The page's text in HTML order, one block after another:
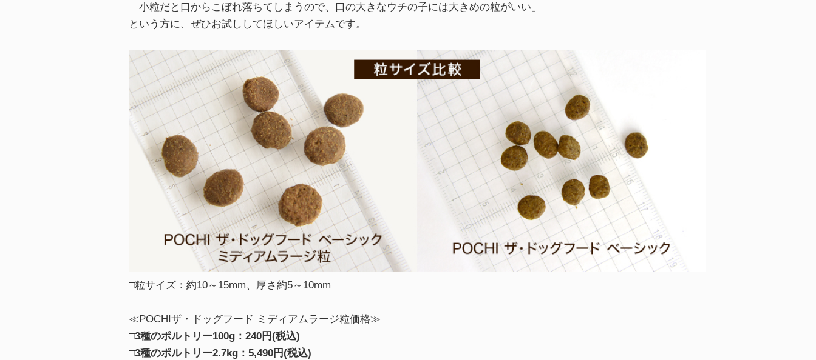
「小粒だと口からこぼれ落ちてしまうので、口の大きなウチの子には大きめの粒がいい」
という方に、ぜひお試ししてほしいアイテムです。
□粒サイズ：約10～15mm、厚さ約5～10mm
≪POCHIザ・ドッグフード ミディアムラージ粒価格≫
□3種のポルトリー100g：240円(税込)
□3種のポルトリー2.7kg：5,490円(税込)